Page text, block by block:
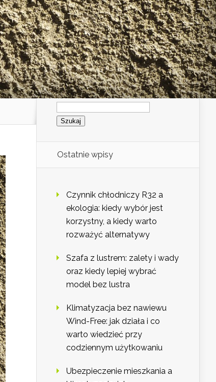
Szukaj:
Ostatnie wpisy
Czynnik chłodniczy R32 a
ekologia: kiedy wybór jest
korzystny, a kiedy warto
rozważyć alternatywy
Szafa z lustrem: zalety i wady
oraz kiedy lepiej wybrać
model bez lustra
Klimatyzacja bez nawiewu
Wind-Free: jak działa i co
warto wiedzieć przy
codziennym użytkowaniu
Ubezpieczenie mieszkania a